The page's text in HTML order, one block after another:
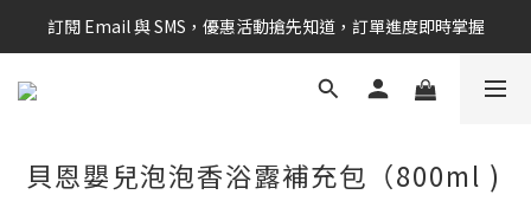
新會員享$100購物金 現在立即加入！
訂閱 Email 與 SMS，優惠活動搶先知道，訂單進度即時掌握
新會員享$100購物金 現在立即加入！
貝恩嬰兒泡泡香浴露補充包（800ml )